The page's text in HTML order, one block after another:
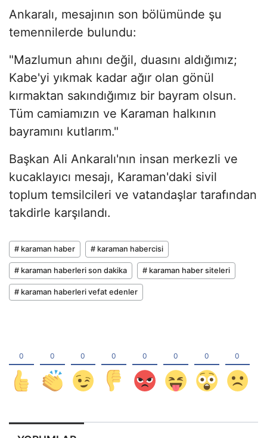
Ankaralı, mesajının son bölümünde şu
temennilerde bulundu:
"Mazlumun ahını değil, duasını aldığımız;
Kabe'yi yıkmak kadar ağır olan gönül
kırmaktan sakındığımız bir bayram olsun.
Tüm camiamızın ve Karaman halkının
bayramını kutlarım."
Başkan Ali Ankaralı'nın insan merkezli ve
kucaklayıcı mesajı, Karaman'daki sivil
toplum temsilcileri ve vatandaşlar tarafından
takdirle karşılandı.
# karaman haber # karaman habercisi
# karaman haberleri son dakika # karaman haber siteleri
# karaman haberleri vefat edenler